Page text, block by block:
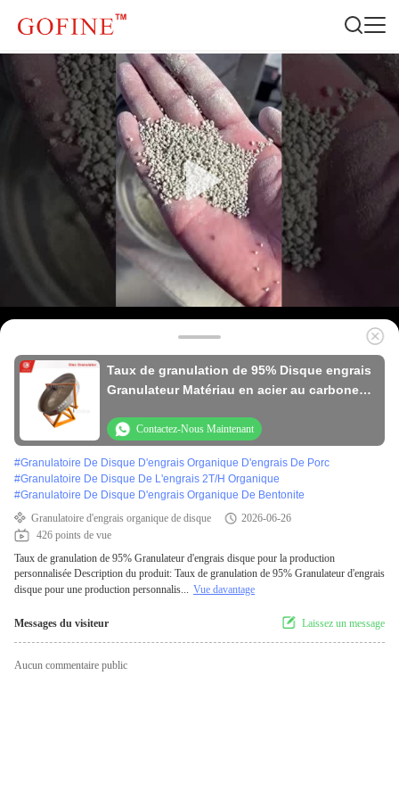
Taux de granulation de 95% Disque engrais
Granulateur Matériau en acier au carbone
Contactez-Nous Maintenant
#Granulatoire De Disque D'engrais Organique D'engrais De Porc
#Granulatoire De Disque De L'engrais 2T/H Organique
#Granulatoire De Disque D'engrais Organique De Bentonite
Granulatoire d'engrais organique de disque
2026-06-26
426 points de vue
Taux de granulation de 95% Granulateur d'engrais disque pour la production
personnalisée Description du produit: Taux de granulation de 95% Granulateur d'engrais
disque pour une production personnalis... Vue davantage
Messages du visiteur Laissez un message
Aucun commentaire public